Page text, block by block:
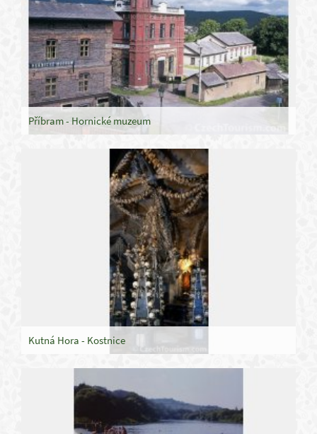
Příbram - Hornické muzeum
Kutná Hora - Kostnice